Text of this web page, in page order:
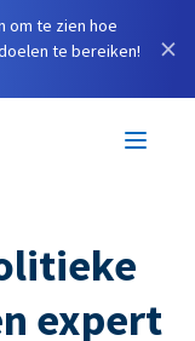
om te zien hoe
te bereiken!
×
expert